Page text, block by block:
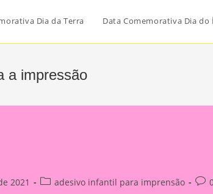
Dia da Terra Data Comemorativa Dia do
a impressão
2021
Postadesivo infantil para imprensão
Post